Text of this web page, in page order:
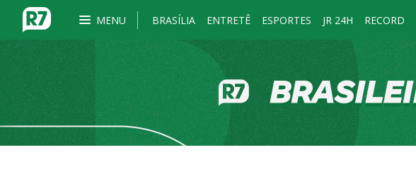
MENU BRASÍLIA ENTRETÊ ESPORTES JR 24H RECORD